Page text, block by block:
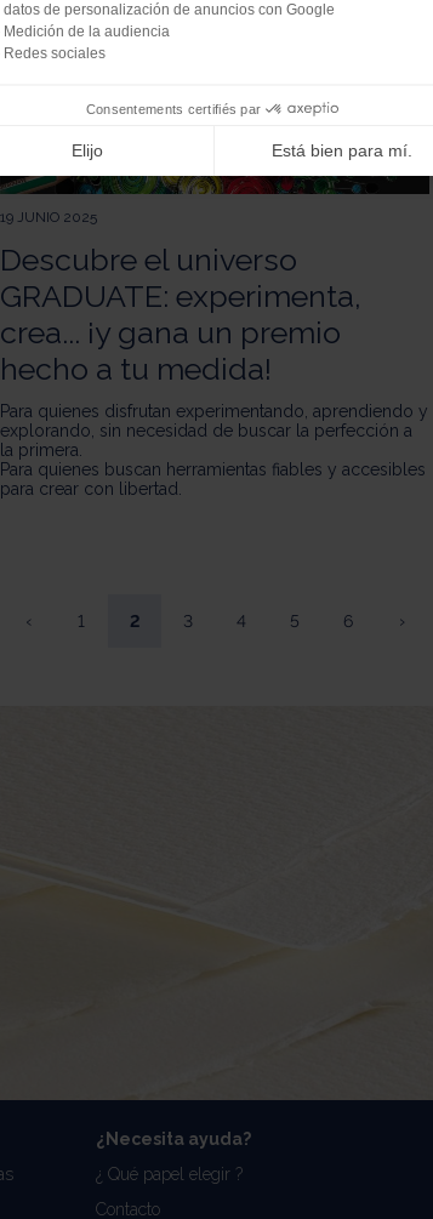
19 JUNIO 2025
Descubre el universo
GRADUATE: experimenta,
crea... ¡y gana un premio
hecho a tu medida!
Para quienes disfrutan experimentando, aprendiendo y
explorando, sin necesidad de buscar la perfección a
la primera.
Para quienes buscan herramientas fiables y accesibles
para crear con libertad.
‹ 1 2 3 4 5 6 ›
¿Necesita ayuda?
¿ Qué papel elegir ?
Contacto
datos de personalización de anuncios con Google
Medición de la audiencia
Redes sociales
Consentements certifiés par
Elijo Está bien para mí.